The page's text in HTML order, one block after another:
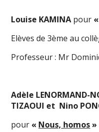
Louise KAMINA pour «
Elèves de 3ème au
Professeur : Mr
Adèle LENORMAND-
TIZAOUI et Nino
pour « Nous, homos»